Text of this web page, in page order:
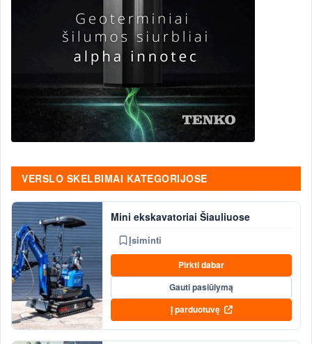
VERSLO SKELBIMAI KATEGORIJOSE
Mini ekskavatoriai Šiauliuose
Įsiminti
Pirkti dabar
Gauti pasiūlymą
Į parduotuvę